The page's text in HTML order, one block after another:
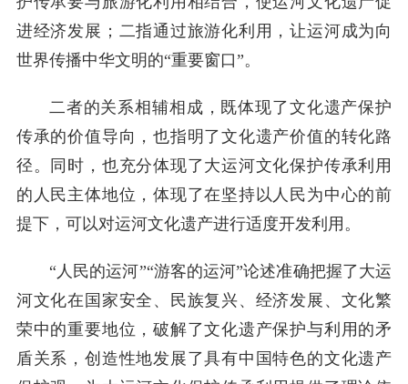
进经济发展；二指通过旅游化利用，让运河成为向
世界传播中华文明的“重要窗口”。
二者的关系相辅相成，既体现了文化遗产保护
传承的价值导向，也指明了文化遗产价值的转化路
径。同时，也充分体现了大运河文化保护传承利用
的人民主体地位，体现了在坚持以人民为中心的前
提下，可以对运河文化遗产进行适度开发利用。
“人民的运河”“游客的运河”论述准确把握了大运
河文化在国家安全、民族复兴、经济发展、文化繁
荣中的重要地位，破解了文化遗产保护与利用的矛
盾关系，创造性地发展了具有中国特色的文化遗产